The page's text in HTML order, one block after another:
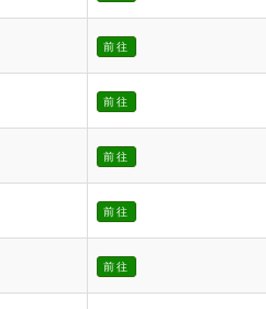
前往
前往
前往
前往
前往